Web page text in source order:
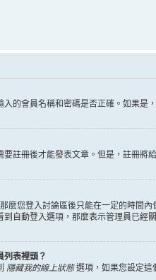
的會員名稱和密碼是否正確。如果
註冊後才能發表文章。但是，註冊
麼您登入討論區後只能在一定的時間
自動登入選項，那麼表示管理員已經
列表裡頭？
隱藏我的線上狀態選項，如果您設定這